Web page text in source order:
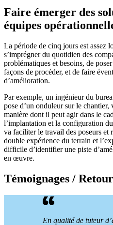
Faire émerger des
équipes
La période de cinq jours est assez
s’imprégner du quotidien des
problématiques et besoins, de
façons de procéder, et de faire
d’amélioration.
Par exemple, un ingénieur du
pose d’un onduleur sur le
manière dont il peut agir dans le
l’implantation et la configuration
va faciliter le travail des poseurs et
double expérience du terrain et
difficile d’identifier une piste
en œuvre.
Témoignages /
En qualité de tuteur